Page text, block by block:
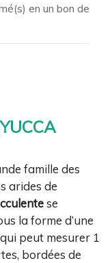
en un bon de
famille des
arides de
se
la forme d’une
peut mesurer 1
bordées de